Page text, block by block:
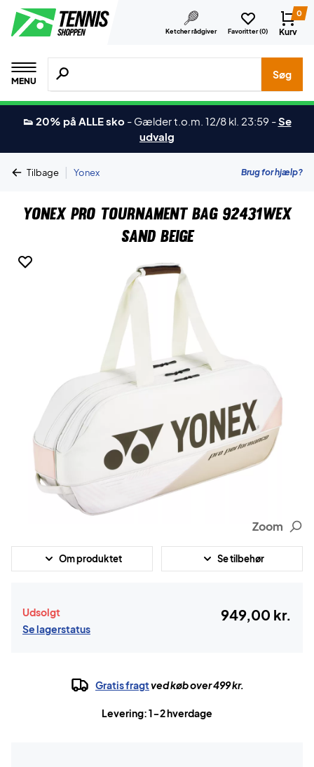
Ketcher rådgiver Favoritter (0)
0
Kurv
MENU
Søg efter produkter, mærker etc.
Søg
👟 20% på ALLE sko - Gælder t.o.m. 12/8 kl. 23:59 -Se
udvalg
Tilbage | Yonex Brug for hjælp?
Yonex Pro Tournament Bag 92431WEX
Sand Beige
Zoom
Om produktet Se tilbehør
Udsolgt
Se lagerstatus
949,00 kr.
Gratis fragtved køb over 499 kr.
Levering: 1-2 hverdage